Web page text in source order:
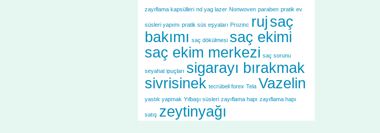
zayıflama kapsülleri nd yag lazer Nonwoven paraben pratik ev
süsleri yapımı pratik süs eşyaları Prozinc rujsaç
bakımı saç dökülmesi saç ekimi
saç ekim merkezi saç sorunu
seyahat ipuçları sigarayı bırakmak
sivrisinek tecrübeli forex Tela Vazelin
yastık yapmak Yılbaşı süsleri zayıflama hapı zayıflama hapı
satış zeytinyağı